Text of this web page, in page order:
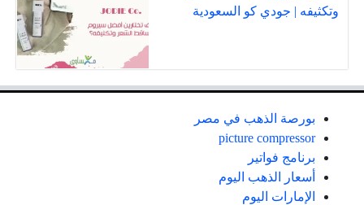
وتكثيفه | جودي كو السعودية
بورصة الذهب في مصر
picture compressor
برنامج فواتير
أسعار الذهب اليوم
الإمارات اليوم